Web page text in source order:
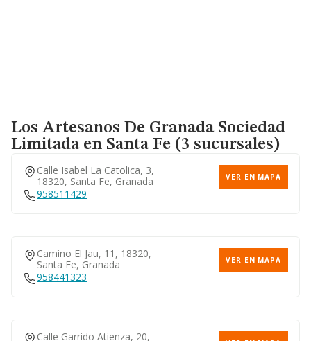
Los Artesanos De Granada Sociedad
Limitadaen Santa Fe (3 sucursales)
Calle Isabel La Catolica, 3,
18320, Santa Fe, Granada
VER EN MAPA
958511429
Camino El Jau, 11, 18320,
Santa Fe, Granada
VER EN MAPA
958441323
Calle Garrido Atienza, 20,